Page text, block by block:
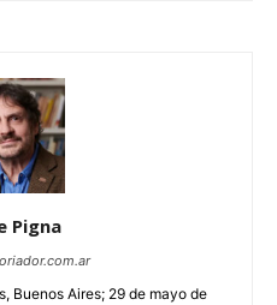
Pigna
Buenos Aires; 29 de mayo de